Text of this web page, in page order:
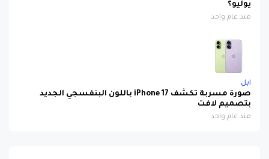
يوليو؟
منذ عام واحد
ابل
صورة مسربة تكشف iPhone 17 باللون البنفسجي الجديد
بتصميم لافت
منذ عام واحد